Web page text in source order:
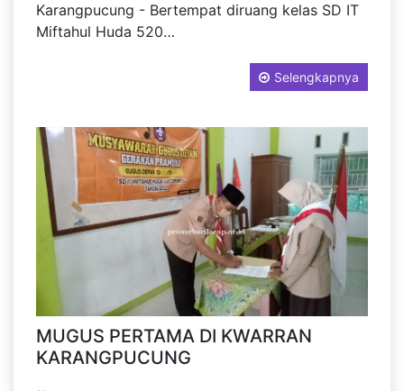
Karangpucung - Bertempat diruang kelas SD IT
Miftahul Huda 520…
Selengkapnya
MUGUS PERTAMA DI KWARRAN
KARANGPUCUNG